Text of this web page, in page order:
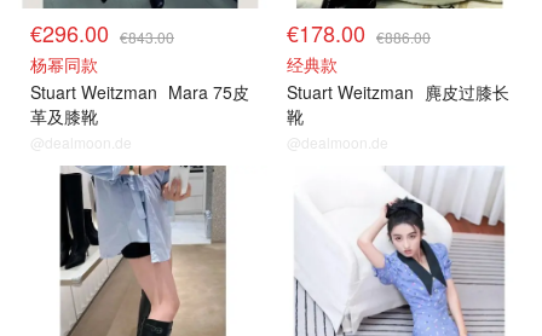
€296.00 €843.00
杨幂同款
Stuart Weitzman Mara 75皮
革及膝靴
@dealmoon.de
€178.00 €886.00
经典款
Stuart Weitzman 麂皮过膝长
靴
@dealmoon.de